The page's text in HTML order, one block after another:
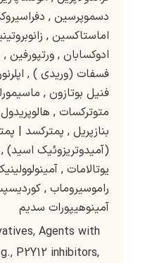
دسموپرسین ,
اماستاکسین ,
ادوکسابان , ورتپورفین ,
فسفات (وریدی ) ,
فنیل بوتازون ,
متوترکسات , هالوپریدول
بنازپریل , پمترکسد |
(آمیدوتریزوئیک اسید) ,
یوتالامات ,
راموسیروماب ,
آمینوهیپورات سدیم
Agents with
P2Y12 inhibitors,